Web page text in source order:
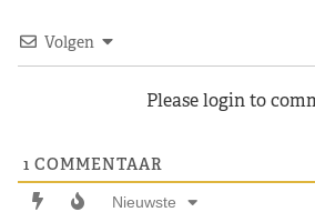
Volgen
Please login to
1 COMMENTAAR
Nieuwste